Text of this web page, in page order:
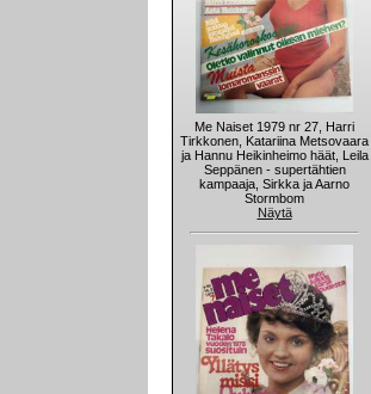
Me Naiset 1979 nr 27, Harri
Tirkkonen, Katariina Metsovaara
ja Hannu Heikinheimo häät, Leila
Seppänen - supertähtien
kampaaja, Sirkka ja Aarno
Stormbom
Näytä